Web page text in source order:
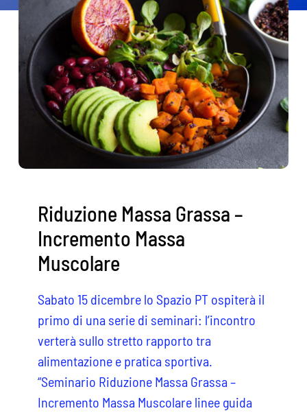
Cerca
per:
Riduzione Massa Grassa –
Incremento Massa
Muscolare
Sabato 15 dicembre lo Spazio PT ospiterà il
primo di una serie di seminari: l’incontro
verterà sullo stretto rapporto tra
alimentazione e pratica sportiva.
“Seminario Riduzione Massa Grassa –
Incremento Massa Muscolare linee guida